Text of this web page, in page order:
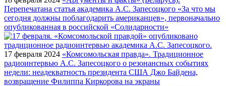
Перепечатана статья академика А.С. Запесоцкого «За что мы
сегодня должны поблагодарить американцев», первоначально
опубликованная в российской «Солидарности»
17 февраля 2024 «Комсомольская правда». Традиционное
радиоинтервью А.С. Запесоцкого о резонансных событиях
недели: неадекватность президента США Джо Байдена,
возвращение Филиппа Киркорова на экраны